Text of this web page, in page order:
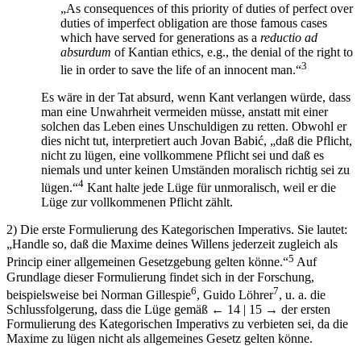
„As consequences of this priority of duties of perfect over
duties of imperfect obligation are those famous cases
which have served for generations as a reductio ad
absurdum of Kantian ethics, e.g., the denial of the right to
lie in order to save the life of an innocent man.“3
Es wäre in der Tat absurd, wenn Kant verlangen würde, dass
man eine Unwahrheit vermeiden müsse, anstatt mit einer
solchen das Leben eines Unschuldigen zu retten. Obwohl er
dies nicht tut, interpretiert auch Jovan Babić, „daß die Pflicht,
nicht zu lügen, eine vollkommene Pflicht sei und daß es
niemals und unter keinen Umständen moralisch richtig sei zu
lügen.“4Kant halte jede Lüge für unmoralisch, weil er die
Lüge zur vollkommenen Pflicht zählt.
2) Die erste Formulierung des Kategorischen Imperativs. Sie lautet:
„Handle so, daß die Maxime deines Willens jederzeit zugleich als
Princip einer allgemeinen Gesetzgebung gelten könne.“5 Auf
Grundlage dieser Formulierung findet sich in der Forschung,
beispielsweise bei Norman Gillespie6, Guido Löhrer7, u. a. die
Schlussfolgerung, dass die Lüge gemäß ← 14 | 15 → der ersten
Formulierung des Kategorischen Imperativs zu verbieten sei, da die
Maxime zu lügen nicht als allgemeines Gesetz gelten könne.